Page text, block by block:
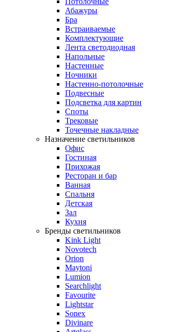
Абажуры
Бра
Встраиваемые
Комплектующие
Лента светодиодная
Напольные
Настенные
Ночники
Настенно-потолочные
Подвесные
Подсветка для картин
Споты
Трековые
Точечные накладные
Назначение светильников
Офис
Гостиная
Прихожая
Ресторан и бар
Ванная
Спальня
Детская
Зал
Кухня
Бренды светильников
Kink Light
Novotech
Orion
Maytoni
Lumion
Searchlight
Favourite
Lightstar
Sonex
Divinare